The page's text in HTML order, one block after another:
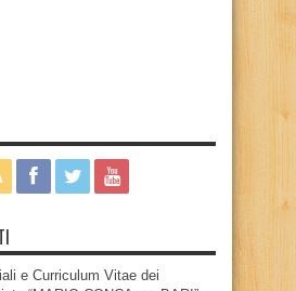
e Curriculum Vitae dei